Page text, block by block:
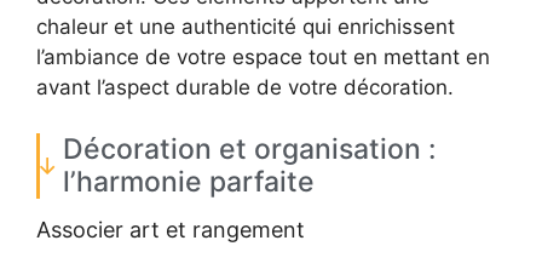
chaleur et une authenticité qui enrichissent
l’ambiance de votre espace tout en mettant en
avant l’aspect durable de votre décoration.
Décoration et organisation :
l’harmonie parfaite
Associer art et rangement